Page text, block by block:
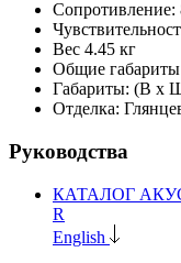
Вес 4.45 кг
Общие
Габариты: (В х
Отделка:
Руководства
КАТАЛОГ
R
English